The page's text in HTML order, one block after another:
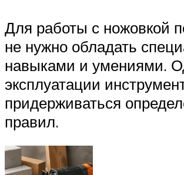
Для работы с ножовкой
не нужно обладать
навыками и умениями.
эксплуатации
придерживаться
правил.